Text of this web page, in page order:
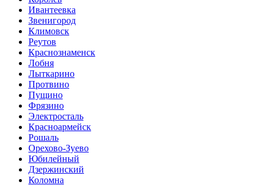
Ивантеевка
Звенигород
Климовск
Реутов
Краснознаменск
Лобня
Лыткарино
Протвино
Пущино
Фрязино
Электросталь
Красноармейск
Рошаль
Орехово-Зуево
Юбилейный
Дзержинский
Коломна